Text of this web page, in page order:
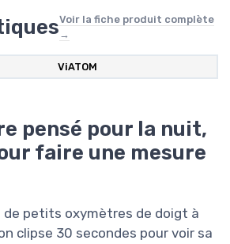
Voir la fiche produit complète
→
ViATOM
pensé pour la nuit,
faire une mesure
de petits oxymètres de doigt à
clipse 30 secondes pour voir sa